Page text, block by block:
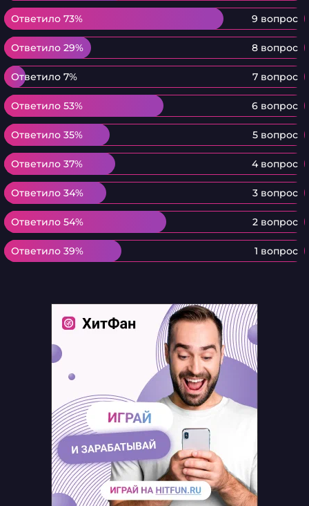
Ответило 73% 9 вопрос
Ответило 73%
Ответило 29% 8 вопрос
Ответило 29%
Ответило 7% 7 вопрос
Ответило 7%
Ответило 53% 6 вопрос
Ответило 53%
Ответило 35% 5 вопрос
Ответило 35%
Ответило 37% 4 вопрос
Ответило 37%
Ответило 34% 3 вопрос
Ответило 34%
Ответило 54% 2 вопрос
Ответило 54%
Ответило 39% 1 вопрос
Ответило 39%